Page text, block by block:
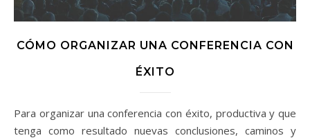
CÓMO ORGANIZAR UNA CONFERENCIA CON
ÉXITO
Para organizar una conferencia con éxito, productiva y que
tenga como resultado nuevas conclusiones, caminos y